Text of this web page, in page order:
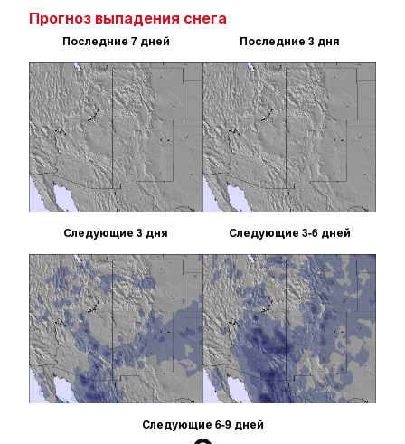
Прогноз выпадения снега
Последние 7 дней Последние 3 дня
Следующие 3 дня Следующие 3-6 дней
Следующие 6-9 дней